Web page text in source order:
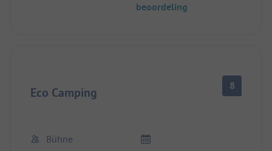
beoordeling
Eco Camping 8
Bühne